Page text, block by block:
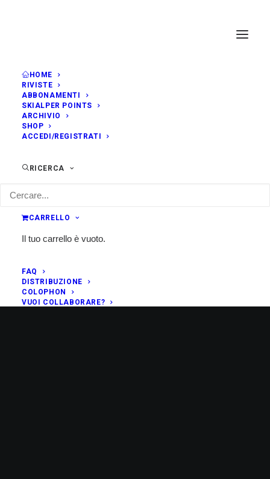
HOME
RIVISTE
ABBONAMENTI
SKIALPER POINTS
ARCHIVIO
SHOP
ACCEDI/REGISTRATI
RICERCA
CARRELLO
Il tuo carrello è vuoto.
FAQ
DISTRIBUZIONE
COLOPHON
VUOI COLLABORARE?